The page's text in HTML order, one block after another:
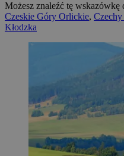
Możesz znaleźć tę
Czeskie Góry Orlickie,
Kłodzka